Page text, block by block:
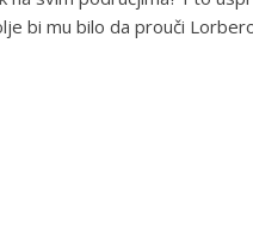
bi mu bilo da prouči